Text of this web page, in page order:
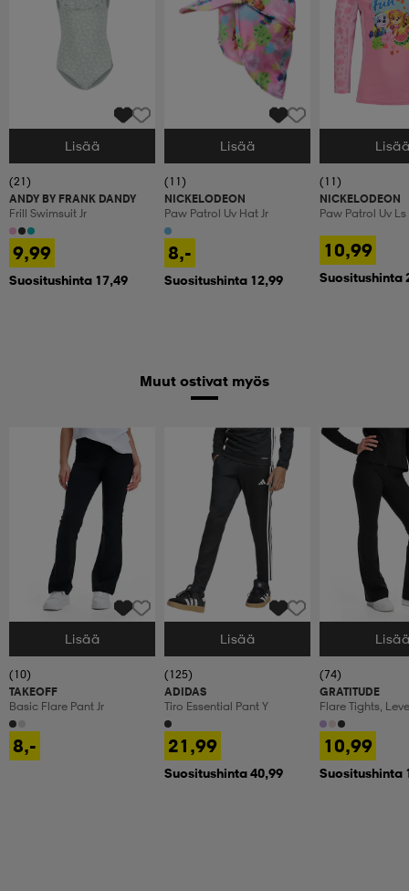
Valitse Koko
Lisää
(21)
ANDY BY FRANK DANDY
Frill Swimsuit Jr
9,99
Suositushinta 17,49
Valitse Koko
Lisää
(11)
NICKELODEON
Paw Patrol Uv Hat Jr
8,-
Suositushinta 12,99
Valitse Koko
(11)
NICKELODEON
Paw Patrol Uv
10,99
Suositushinta
Muut ostivat myös
Valitse Koko
Lisää
(10)
TAKEOFF
Basic Flare Pant Jr
8,-
Valitse Koko
Lisää
(125)
ADIDAS
Tiro Essential Pant Y
21,99
Suositushinta 40,99
Valitse Koko
(74)
GRATITUDE
Flare Tights,
Treenitrikoot,
10,99
Suositushinta